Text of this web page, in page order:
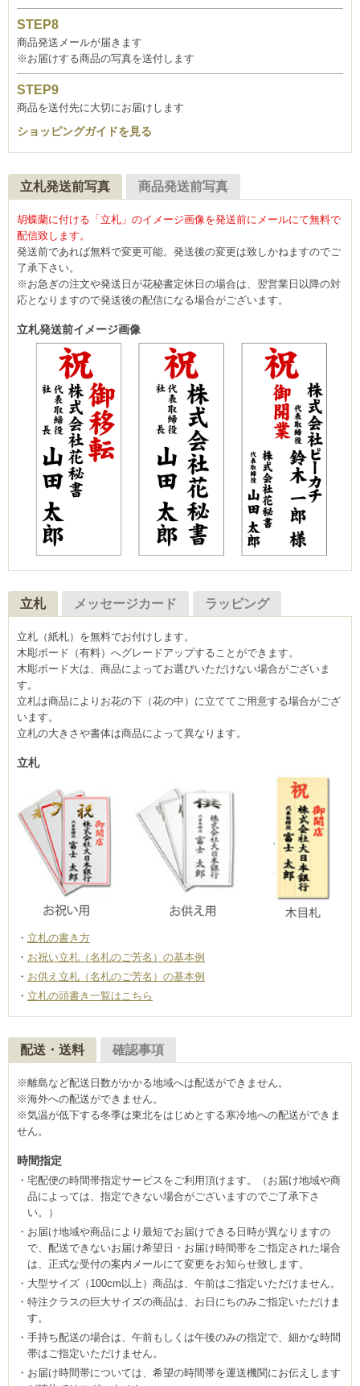
商品発送メールが届きます
※お届けする商品の写真を送付します
商品を送付先に大切にお届けします
ショッピングガイドを見る
立札発送前写真 商品発送前写真
胡蝶蘭に付ける「立札」のイメージ画像を発送前にメールにて無料で
配信致します。
発送前であれば無料で変更可能。発送後の変更は致しかねますのでご
了承下さい。
※お急ぎの注文や発送日が花秘書定休日の場合は、翌営業日以降の対
応となりますので発送後の配信になる場合がございます。
立札発送前イメージ画像
立札 メッセージカード ラッピング
立札（紙札）を無料でお付けします。
木彫ボード（有料）へグレードアップすることができます。
木彫ボード大は、商品によってお選びいただけない場合がございま
す。
立札は商品によりお花の下（花の中）に立ててご用意する場合がござ
います。
立札の大きさや書体は商品によって異なります。
立札
立札の書き方
お祝い立札（名札のご芳名）の基本例
お供え立札（名札のご芳名）の基本例
立札の頭書き一覧はこちら
配送・送料 確認事項
※離島など配送日数がかかる地域へは配送ができません。
※海外への配送ができません。
※気温が低下する冬季は東北をはじめとする寒冷地への配送ができま
せん。
時間指定
宅配便の時間帯指定サービスをご利用頂けます。（お届け地域や商
品によっては、指定できない場合がございますのでご了承下さ
い。）
お届け地域や商品により最短でお届けできる日時が異なりますの
で、配送できないお届け希望日・お届け時間帯をご指定された場合
は、正式な受付の案内メールにて変更をお知らせ致します。
大型サイズ（100cm以上）商品は、午前はご指定いただけません。
特注クラスの巨大サイズの商品は、お日にちのみご指定いただけま
す。
手持ち配送の場合は、午前もしくは午後のみの指定で、細かな時間
帯はご指定いただけません。
お届け時間帯については、希望の時間帯を運送機関にお伝えします